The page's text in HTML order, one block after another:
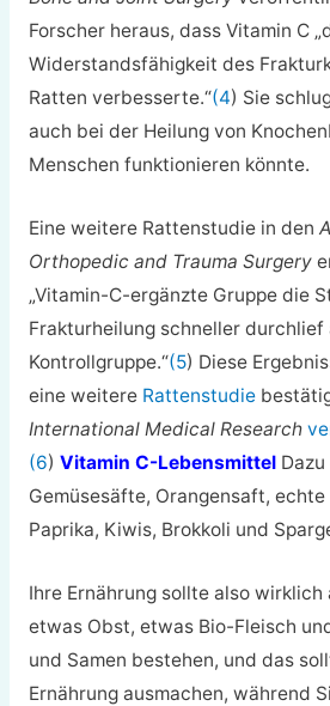
Forscher heraus, dass Vitamin C
Widerstandsfähigkeit des
Ratten verbesserte.“(4) Sie
auch bei der Heilung von
Menschen funktionieren könnte.
Eine weitere Rattenstudie in den
Orthopedic and Trauma Surgery
„Vitamin-C-ergänzte Gruppe die
Frakturheilung schneller durchlief
Kontrollgruppe.“(5) Diese
eine weitere Rattenstudie
International Medical Research
(6) Vitamin C-LebensmittelDazu
Gemüsesäfte, Orangensaft,
Paprika, Kiwis, Brokkoli und
Ihre Ernährung sollte also wirklich
etwas Obst, etwas Bio-Fleisch
und Samen bestehen, und das
Ernährung ausmachen, während